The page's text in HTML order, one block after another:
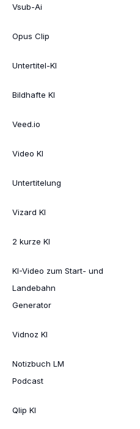
Vsub-Ai
Opus Clip
Untertitel-KI
Bildhafte KI
Veed.io
Video KI
Untertitelung
Vizard KI
2 kurze KI
KI-Video zum Start- und
Landebahn
Generator
Vidnoz KI
Notizbuch LM
Podcast
Qlip KI